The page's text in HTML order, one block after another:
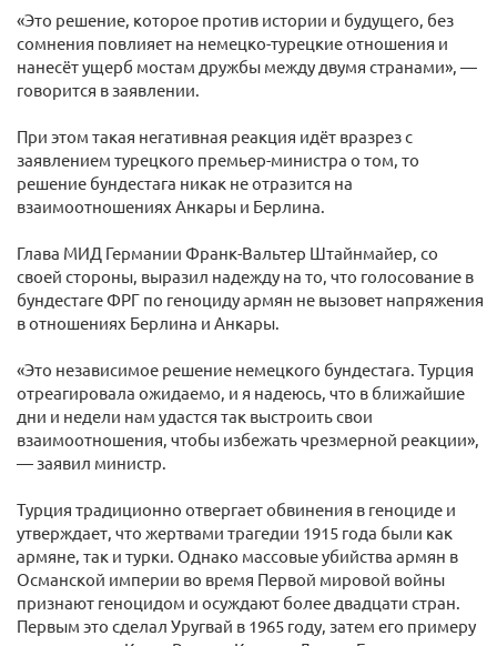
«Это решение, которое против истории и будущего, без
сомнения повлияет на немецко-турецкие отношения и
нанесёт ущерб мостам дружбы между двумя странами», —
говорится в заявлении.
При этом такая негативная реакция идёт вразрез с
заявлением турецкого премьер-министра о том, то
решение бундестага никак не отразится на
взаимоотношениях Анкары и Берлина.
Глава МИД Германии Франк-Вальтер Штайнмайер, со
своей стороны, выразил надежду на то, что голосование в
бундестаге ФРГ по геноциду армян не вызовет напряжения
в отношениях Берлина и Анкары.
«Это независимое решение немецкого бундестага. Турция
отреагировала ожидаемо, и я надеюсь, что в ближайшие
дни и недели нам удастся так выстроить свои
взаимоотношения, чтобы избежать чрезмерной реакции»,
— заявил министр.
Турция традиционно отвергает обвинения в геноциде и
утверждает, что жертвами трагедии 1915 года были как
армяне, так и турки. Однако массовые убийства армян в
Османской империи во время Первой мировой войны
признают геноцидом и осуждают более двадцати стран.
Первым это сделал Уругвай в 1965 году, затем его примеру